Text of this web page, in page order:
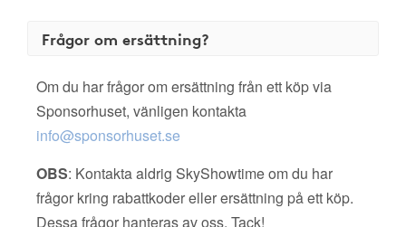
Frågor om ersättning?
Om du har frågor om ersättning från ett köp via
Sponsorhuset, vänligen kontakta
info@sponsorhuset.se
OBS: Kontakta aldrig SkyShowtime om du har
frågor kring rabattkoder eller ersättning på ett köp.
Dessa frågor hanteras av oss. Tack!